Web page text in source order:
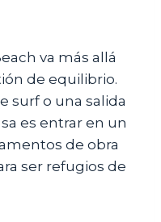
va más allá
de equilibrio.
surf o una salida
es entrar en un
de obra
ser refugios de